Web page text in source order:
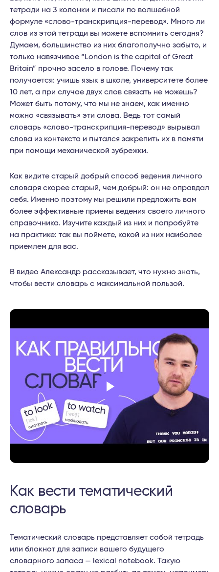
тетради на 3 колонки и писали по волшебной
формуле «слово-транскрипция-перевод». Много ли
слов из этой тетради вы можете вспомнить сегодня?
Думаем, большинство из них благополучно забыто, и
только навязчивое “London is the capital of Great
Britain” прочно засело в голове. Почему так
получается: учишь язык в школе, университете более
10 лет, а при случае двух слов связать не можешь?
Может быть потому, что мы не знаем, как именно
можно «связывать» эти слова. Ведь тот самый
словарь «слово-транскрипция-перевод» вырывал
слова из контекста и пытался закрепить их в памяти
при помощи механической зубрежки.
Как видите старый добрый способ ведения личного
словаря скорее старый, чем добрый: он не оправдал
себя. Именно поэтому мы решили предложить вам
более эффективные приемы ведения своего личного
справочника. Изучите каждый из них и попробуйте
на практике: так вы поймете, какой из них наиболее
приемлем для вас.
В видео Александр рассказывает, что нужно знать,
чтобы вести словарь с максимальной пользой.
Как вести тематический
словарь
Тематический словарь представляет собой тетрадь
или блокнот для записи вашего будущего
словарного запаса — lexical notebook. Такую